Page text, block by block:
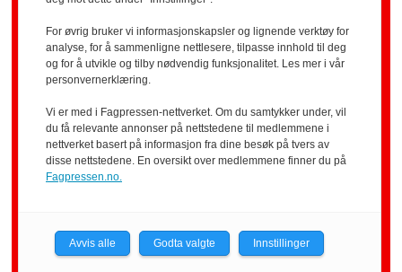
deg oppdatert?
Få de viktigste forsvarsnyhetene rett i
mailboksen hver morgen!
For øvrig bruker vi informasjonskapsler og lignende verktøy for
analyse, for å sammenligne nettlesere, tilpasse innhold til deg
og for å utvikle og tilby nødvendig funksjonalitet. Les mer i vår
personvernerklæring.
Vi er med i Fagpressen-nettverket. Om du samtykker under, vil
du få relevante annonser på nettstedene til medlemmene i
nettverket basert på informasjon fra dine besøk på tvers av
disse nettstedene. En oversikt over medlemmene finner du på
Fagpressen.no.
Avvis alle Godta valgte Innstillinger